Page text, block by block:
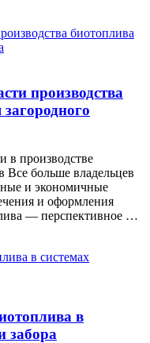
производства
в производстве
Все больше владельцев
и экономичные
и оформления
— перспективное …
в
забора